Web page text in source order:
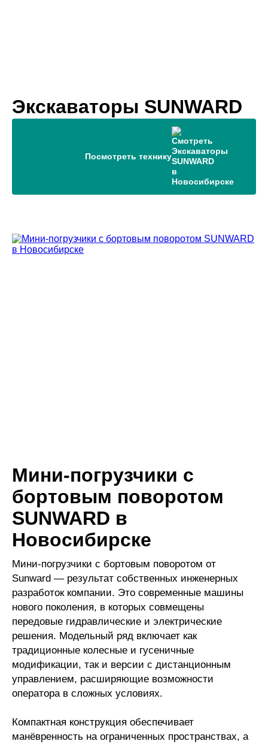
Экскаваторы SUNWARD
в Новосибирске
Посмотреть технику
Мини-погрузчики c
бортовым поворотом
SUNWARD в
Новосибирске
Мини-погрузчики с бортовым поворотом от
Sunward — результат собственных инженерных
разработок компании. Это современные машины
нового поколения, в которых совмещены
передовые гидравлические и электрические
решения. Модельный ряд включает как
традиционные колесные и гусеничные
модификации, так и версии с дистанционным
управлением, расширяющие возможности
оператора в сложных условиях.
Компактная конструкция обеспечивает
манёвренность на ограниченных пространствах, а